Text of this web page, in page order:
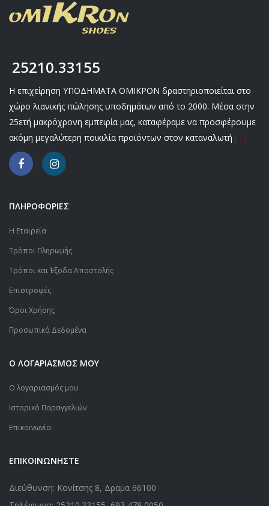
25210.33155
Η επιχείρηση ΥΠΟΔΗΜΑΤΑ ΟΜΙΚΡΟΝ δραστηριοποιείται στο
χώρο λιανικής πώλησης υποδημάτων από το 2000. Μέσα στην
25ετή μακρόχρονη εμπειρία μας, καταφέραμε να προσφέρουμε
ακόμη μεγαλύτερη ποικιλία προϊόντων στον καταναλωτή […]
ΠΛΗΡΟΦΟΡΙΕΣ
Η Εταιρεία
Τρόποι Πληρωμής
Τρόποι και Έξοδα Αποστολής
Επιστροφές
Όροι Χρήσης
Προσωπικά Δεδομένα
Ο ΛΟΓΑΡΙΑΣΜΟΣ ΜΟΥ
Ο λογαριασμός μου
Ιστορικό Παραγγελιών
Επικοινωνία
ΕΠΙΚΟΙΝΩΝΗΣΤΕ
Διεύθυνση: Κονίτσης 8, Δράμα 66100